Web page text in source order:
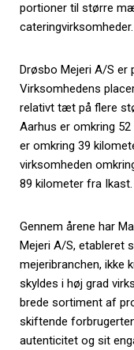
portioner til større
cateringvirksomheder.
Drøsbo Mejeri A/S er
Virksomhedens
relativt tæt på flere
Aarhus er omkring
er omkring 39
virksomheden
89 kilometer fra Ikast.
Gennem årene har
Mejeri A/S, etableret
mejeribranchen, ikke
skyldes i høj grad
brede sortiment af
skiftende
autenticitet og sit